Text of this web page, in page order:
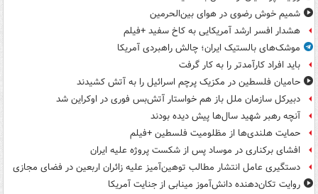
شمیم خوش رضوی در هوای بین‌الحرمین
هشدار افسر ارشد آمریکایی به کاخ سفید +فیلم
موشک‌های بالستیک ایران؛ چالش راهبردی آمریکا
باید افراد کارآمدتر را به کار گرفت
حامیان فلسطین در مکزیک پرچم اسرائیل را به آتش کشیدند
دبیرکل سازمان ملل باز هم خواستار آتش‌بس فوری در اوکراین شد
آنچه رهبر شهید سال‌ها پیش دیده بودند
حمایت هلندی‌ها از مظلومیت فلسطین +فیلم
افشای برکناری در موساد پس از شکست پروژه علیه ایران
دستگیری عامل انتشار مطالب توهین‌آمیز علیه زائران اربعین در فضای مجازی
روایت تکان‌دهنده دانش‌آموز مینابی از جنایت آمریکا